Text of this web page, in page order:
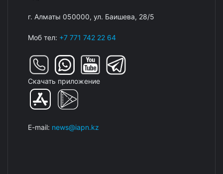
г. Алматы 050000, ул. Баишева, 28/5
Моб тел: +7 771 742 22 64
Скачать приложение
E-mail: news@iapn.kz